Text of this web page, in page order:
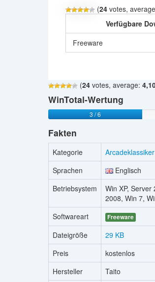
(24votes,
Verfügbare
Freeware
(24votes, average:
WinTotal-Wertung
3 / 6
Fakten
Kategorie
Arcadeklassiker
Sprachen
Englisch
Betriebsystem
Win XP,
2008, Win 7,
Softwareart
Freeware
Dateigröße
29 KB
Preis
kostenlos
Hersteller
Taito